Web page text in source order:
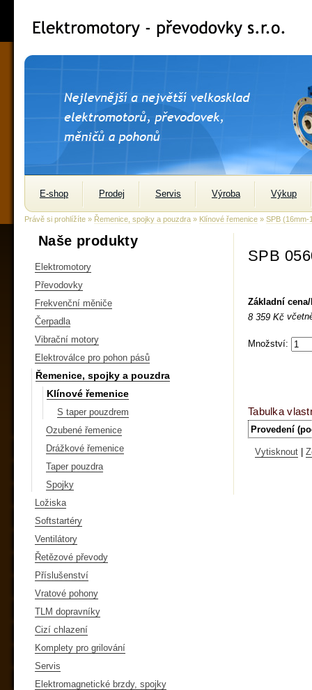
E-shop Prodej Servis Výroba Výkup
Právě si prohlížíte » Řemenice, spojky a pouzdra » Klínové řemenice » SPB (16mm-
Naše produkty
Elektromotory
Převodovky
Frekvenční měniče
Čerpadla
Vibrační motory
Elektroválce pro pohon pásů
Řemenice, spojky a pouzdra
Klínové řemenice
S taper pouzdrem
Ozubené řemenice
Drážkové řemenice
Taper pouzdra
Spojky
Ložiska
Softstartéry
Ventilátory
Řetězové převody
Příslušenství
Vratové pohony
TLM dopravníky
Cizí chlazení
Komplety pro grilování
Servis
Elektromagnetické brzdy, spojky
SPB
Základní
8 359 Kč
Množství:
Tabulka
Provedení
Vytisknout